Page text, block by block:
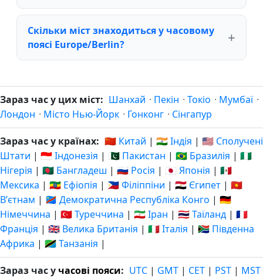
Скільки міст знаходиться у часовому
поясі Europe/Berlin?
Зараз час у цих міст: Шанхай · Пекін · Токіо · Мумбаї ·
Лондон · Місто Нью-Йорк · Гонконг · Сінгапур
Зараз час у країнах: 🇨🇳 Китай | 🇮🇳 Індія | 🇺🇸 Сполучені
Штати | 🇮🇩 Індонезія | 🇵🇰 Пакистан | 🇧🇷 Бразилія | 🇳🇬
Нігерія | 🇧🇩 Бангладеш | 🇷🇺 Росія | 🇯🇵 Японія | 🇲🇽
Мексика | 🇪🇹 Ефіопія | 🇵🇭 Філіппіни | 🇪🇬 Єгипет | 🇻🇳
Вʼєтнам | 🇨🇩 Демократична Республіка Конго | 🇩🇪
Німеччина | 🇹🇷 Туреччина | 🇮🇷 Іран | 🇹🇭 Таїланд | 🇫🇷
Франція | 🇬🇧 Велика Британія | 🇮🇹 Італія | 🇿🇦 Південна
Африка | 🇹🇿 Танзанія |
Зараз час у часові пояси: UTC | GMT | CET | PST | MST